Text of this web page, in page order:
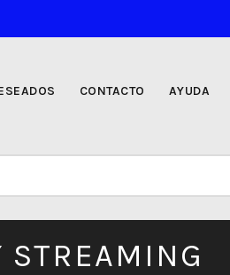
CONTACTO AYUDA
STREAMING